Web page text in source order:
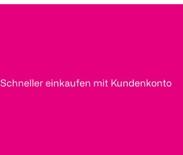
Schneller einkaufen mit Kundenkonto